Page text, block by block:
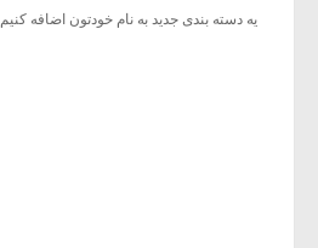
یه دسته بندی جدید به نام خودتون اضافه کنیم D: }